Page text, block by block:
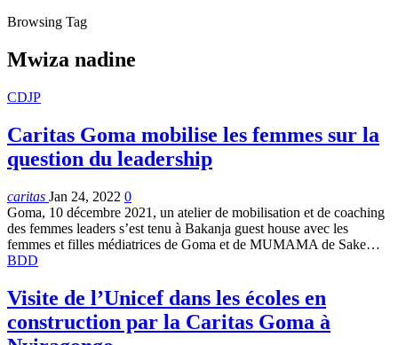
Browsing Tag
Mwiza nadine
CDJP
Caritas Goma mobilise les femmes sur la
question du leadership
caritas Jan 24, 2022 0
Goma, 10 décembre 2021, un atelier de mobilisation et de coaching
des femmes leaders s’est tenu à Bakanja guest house avec les
femmes et filles médiatrices de Goma et de MUMAMA de Sake…
BDD
Visite de l’Unicef dans les écoles en
construction par la Caritas Goma à